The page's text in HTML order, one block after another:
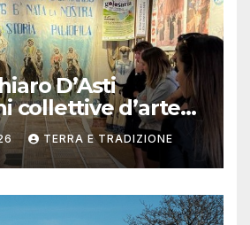
D’Asti
collettive d’arte
TERRA E TRADIZIONE